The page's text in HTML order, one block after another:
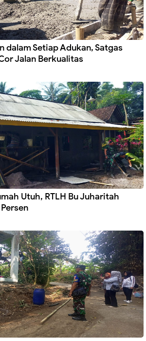
dalam Setiap Adukan, Satgas
Jalan Berkualitas
Utuh, RTLH Bu Juharitah